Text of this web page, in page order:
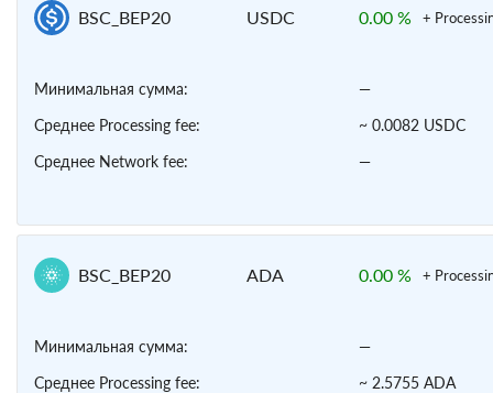
BSC_BEP20
Минимальная сумма:
Среднее Processing fee:
Среднее Network fee:
USDC 0.00 % +
—
~ 0.0082 USDC
—
BSC_BEP20
Минимальная сумма:
Среднее Processing fee:
ADA 0.00 % +
—
~ 2.5755 ADA